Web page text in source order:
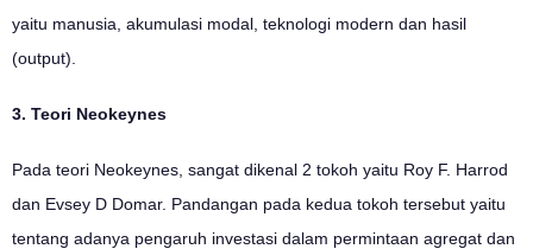
yaitu manusia, akumulasi modal, teknologi modern dan hasil
(output).
3. Teori Neokeynes
Pada teori Neokeynes, sangat dikenal 2 tokoh yaitu Roy F. Harrod
dan Evsey D Domar. Pandangan pada kedua tokoh tersebut yaitu
tentang adanya pengaruh investasi dalam permintaan agregat dan